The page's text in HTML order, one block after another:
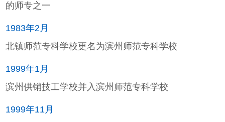
的师专之一
1983年2月
北镇师范专科学校更名为滨州师范专科学校
1999年1月
滨州供销技工学校并入滨州师范专科学校
1999年11月